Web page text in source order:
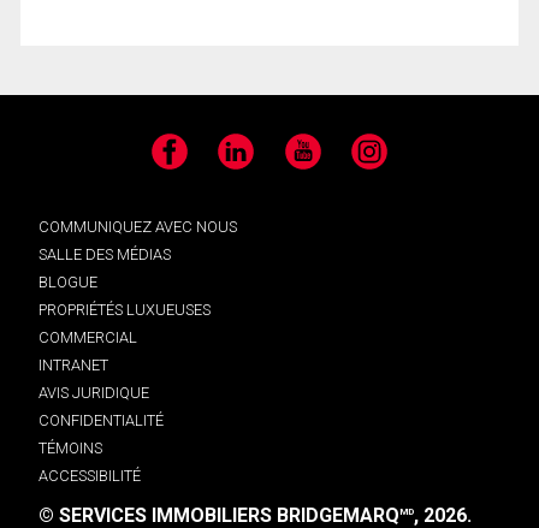
Facebook LinkedIn YouTube Instagram
COMMUNIQUEZ AVEC NOUS
SALLE DES MÉDIAS
BLOGUE
PROPRIÉTÉS LUXUEUSES
COMMERCIAL
INTRANET
AVIS JURIDIQUE
CONFIDENTIALITÉ
TÉMOINS
ACCESSIBILITÉ
© SERVICES IMMOBILIERS BRIDGEMARQMD, 2026.